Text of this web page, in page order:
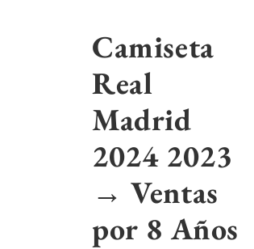
Camiseta
Real
Madrid
2024 2023
→ Ventas
por 8 Años